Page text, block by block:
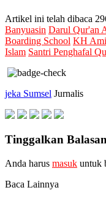
Artikel ini telah dibaca
Banyuasin Darul Qur'an
Boarding School KH
Islam Santri Penghafal
jeka Sumsel Jurnalis
Tinggalkan Balasan
Anda harus masuk untuk
Baca Lainnya